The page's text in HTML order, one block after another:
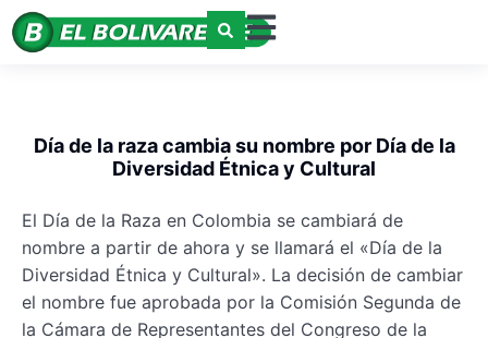
Día de la raza cambia su nombre por Día de la
Diversidad Étnica y Cultural
El Día de la Raza en Colombia se cambiará de
nombre a partir de ahora y se llamará el «Día de la
Diversidad Étnica y Cultural». La decisión de cambiar
el nombre fue aprobada por la Comisión Segunda de
la Cámara de Representantes del Congreso de la